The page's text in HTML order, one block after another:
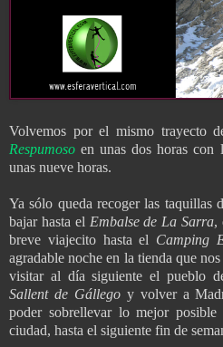
Volvemos por el mismo trayecto
Respumoso en unas dos horas con
unas nueve horas.
Ya sólo queda recoger las
bajar hasta el Embalse de La Sarra,
breve viajecito hasta el Camping
agradable noche en la tienda que
visitar al día siguiente el pueblo
Sallent de Gállegoy volver a
poder sobrellevar lo mejor
ciudad, hasta el siguiente fin de